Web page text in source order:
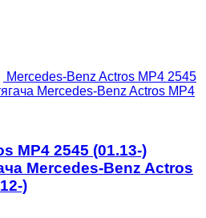
Mercedes-Benz Actros MP4 2545
Mercedes-Benz Actros MP4
MP4 2545 (01.13-)
Mercedes-Benz Actros
)